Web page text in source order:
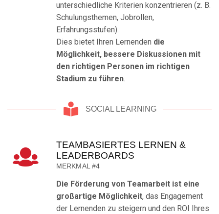
unterschiedliche Kriterien konzentrieren (z. B.
Schulungsthemen, Jobrollen,
Erfahrungsstufen).
Dies bietet Ihren Lernenden die
Möglichkeit, bessere Diskussionen mit
den richtigen Personen im richtigen
Stadium zu führen.
SOCIAL LEARNING
TEAMBASIERTES LERNEN &
LEADERBOARDS
MERKMAL #4
Die Förderung von Teamarbeit ist eine
großartige Möglichkeit, das Engagement
der Lernenden zu steigern und den ROI Ihres